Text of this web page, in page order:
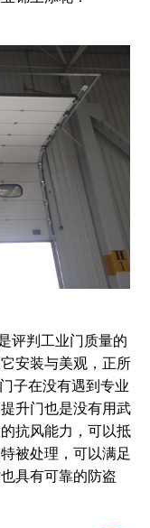
评判工业门质量的
安装与美观，正所
子在没有遇到专业
升门也是没有用武
抗风能力，可以抵
被处理，可以满足
具有可靠的防盗